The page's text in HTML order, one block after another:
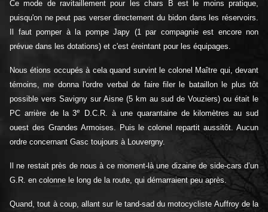
Ce mode de ravitaillement pour les chars B est le moins pratique,
puisqu'on ne peut pas verser directement du bidon dans les réservoirs.
Il faut pomper à la pompe Japy (1 par compagnie est encore non
prévue dans les dotations) et c'est éreintant pour les équipages.
Nous étions occupés à cela quand survint le colonel Maître qui, devant
témoins, me donna l'ordre verbal de faire filer le bataillon le plus tôt
possible vers Savigny sur Aisne (5 km au sud de Vouziers) ou était le
PC arrière de la 3e
D.C.R. à une quarantaine de kilomètres au sud
ouest des Grandes Armoises. Puis le colonel repartit aussitôt. Aucun
ordre concernant Gasc toujours à Louvergny.
Il ne restait près de nous à ce moment-là une dizaine de side-cars d’un
G.R. en colonne le long de la route, qui démarraient peu après.
Quand, tout à coup, allant sur le tand-sad du motocycliste Auffroy de la